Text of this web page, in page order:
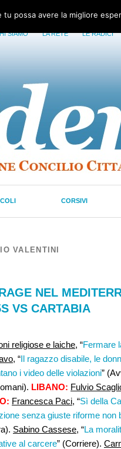
SIAMO LA RETE LE RADICI
CORSIVI
VALENTINI
NEL
VS CARTABIA
religiose e laiche, “Fermare
, “Il ragazzo disabile, le
i video delle violazioni”
LIBANO: Fulvio
Francesca Paci, “Sì della
senza giuste riforme non
Sabino Cassese, “La
al carcere” (Corriere).
possa avere la migliore